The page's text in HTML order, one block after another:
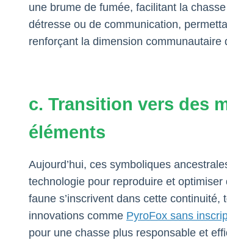
une brume de fumée, facilitant la
détresse ou de communication,
renforçant la dimension
c. Transition vers des
éléments
Aujourd’hui, ces symboliques
technologie pour reproduire et
faune s’inscrivent dans cette
innovations comme PyroFox sans
pour une chasse plus responsable et